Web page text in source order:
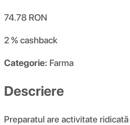
74.78 RON
2 %cashback
Categorie: Farma
Descriere
Preparatul are activitate